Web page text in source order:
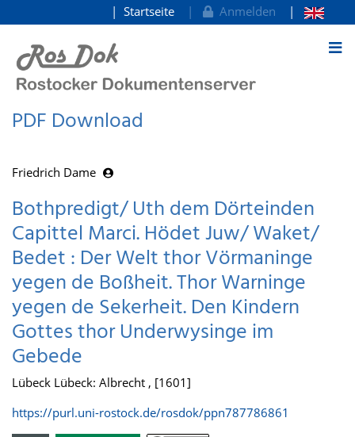
zum Inhalt
Startseite Anmelden
PDF Download
Friedrich Dame
Bothpredigt/ Uth dem Dörteinden
Capittel Marci. Hödet Juw/ Waket/
Bedet : Der Welt thor Vörmaninge
yegen de Boßheit. Thor Warninge
yegen de Sekerheit. Den Kindern
Gottes thor Underwysinge im
Gebede
Lübeck Lübeck: Albrecht , [1601]
https://purl.uni-rostock.de/rosdok/ppn787786861